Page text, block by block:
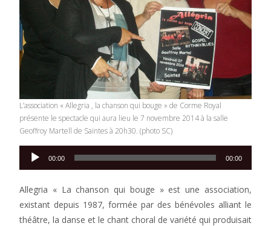
L’association « Allegria , la chanson qui bouge » de Corme Royal
présente le spectacle qui aura lieu le 7 novembre 2014 à la salle
Geoffroy Martell de Saintes à 20h30. (photo SC)
Lecteur
audio
00:00 00:00
Allegria « La chanson qui bouge » est une association,
existant depuis 1987, formée par des bénévoles alliant le
théâtre, la danse et le chant choral de variété qui produisait